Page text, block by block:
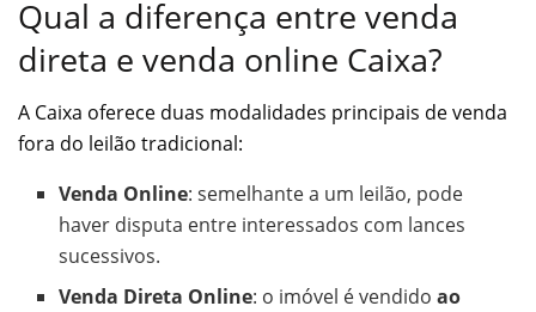
Qual a diferença entre venda
direta e venda online Caixa?
A Caixa oferece duas modalidades principais de venda
fora do leilão tradicional:
Venda Online: semelhante a um leilão, pode
haver disputa entre interessados com lances
sucessivos.
Venda Direta Online: o imóvel é vendidoao